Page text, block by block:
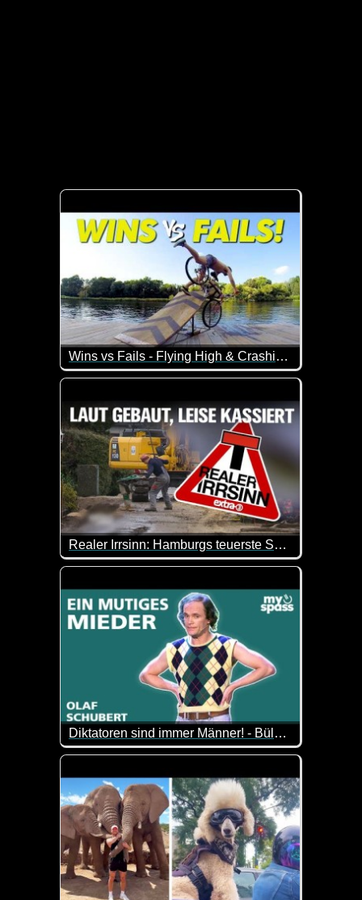
Wins vs Fails - Flying High & Crashing Out
Ein weiterer Teil von "diese Leute haben es
Realer Irrsinn: Hamburgs teuerste Sackgasse - extra 3
Die Verkehrsberuhigung einer Hamburger
Diktatoren sind immer Männer! - Bülent und seine Freunde - Olaf Schubert
Olaf Schubert ist gegen Ungerechtigkeit,